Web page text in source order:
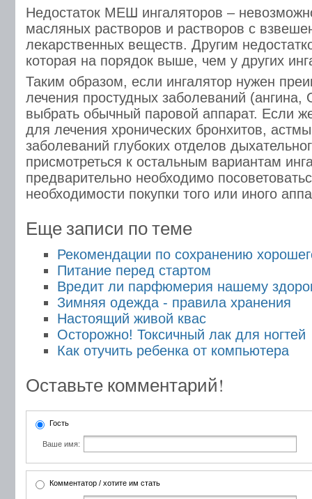
Недостаток МЕШ ингаляторов –
масляных растворов и растворов с
лекарственных веществ. Другим
которая на порядок выше, чем у других
Таким образом, если ингалятор нужен
лечения простудных заболеваний
выбрать обычный паровой аппарат. Если
для лечения хронических бронхитов,
заболеваний глубоких отделов
присмотреться к остальным вариантам
предварительно необходимо
необходимости покупки того или иного
Еще записи по теме
Рекомендации по сохранению
Питание перед стартом
Вредит ли парфюмерия нашему
Зимняя одежда - правила хранения
Настоящий живой квас
Осторожно! Токсичный лак для ногтей
Как отучить ребенка от компьютера
Оставьте комментарий!
Гость
Ваше имя:
Комментатор / хотите им стать